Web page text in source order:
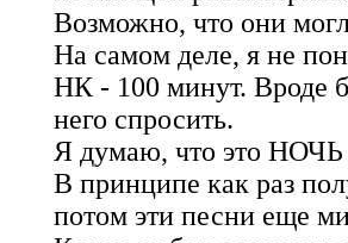
Возможно, что они
На самом деле, я не
НК - 100 минут. Вроде
него спросить.
Я думаю, что это НОЧЬ
В принципе как раз
потом эти песни еще